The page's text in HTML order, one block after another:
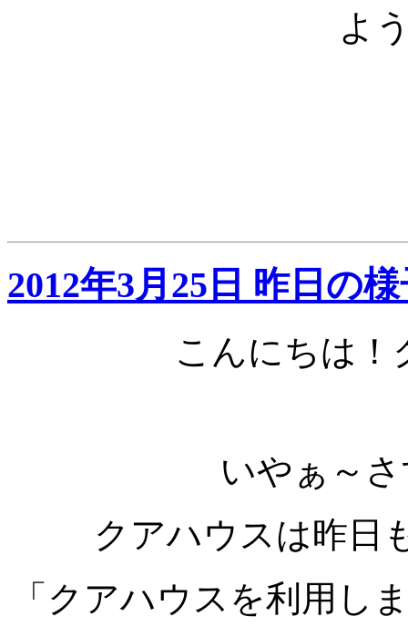
よ
2012年3月25日 昨日の
こんにちは！
いやぁ～
クアハウスは昨日
「クアハウスを利用し